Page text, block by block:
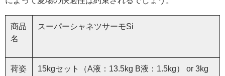
商品
名
スーパーシャネツサーモSi
荷姿
15kgセット（A液：13.5kg B液：1.5kg） or 3kg